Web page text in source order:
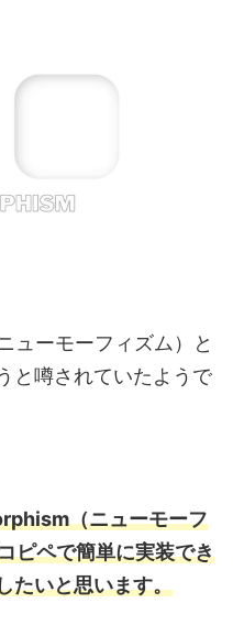
ーモーフィズム）と
と噂されていたようで
（ニューモーフ
ピペで簡単に実装でき
たいと思います。